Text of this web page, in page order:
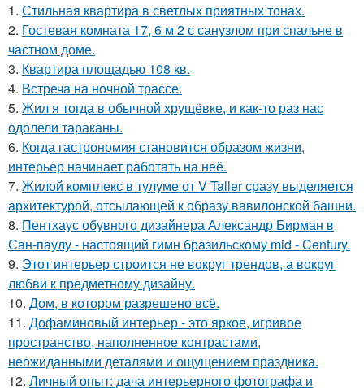
1. Стильная квартира в светлых приятных тонах.
2. Гостевая комната 17, 6 м 2 с санузлом при спальне в
частном доме.
3. Квартира площадью 108 кв.
4. Встреча на ночной трассе.
5. Жил я тогда в обычной хрущёвке, и как-то раз нас
одолели тараканы.
6. Когда гастрономия становится образом жизни,
интерьер начинает работать на неё.
7. Жилой комплекс в тулуме от V Taller сразу выделяется
архитектурой, отсылающей к образу вавилонской башни.
8. Пентхаус обувного дизайнера Александр Бирман в
Сан-паулу - настоящий гимн бразильскому mid - Century.
9. Этот интерьер строится не вокруг трендов, а вокруг
любви к предметному дизайну.
10. Дом, в котором разрешено всё.
11. Дофаминовый интерьер - это яркое, игривое
пространство, наполненное контрастами,
неожиданными деталями и ощущением праздника.
12. Личный опыт: дача интерьерного фотографа и